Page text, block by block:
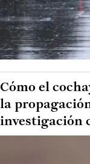
Cómo el
la
investigación